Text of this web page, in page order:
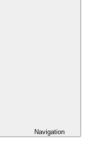
Navigation